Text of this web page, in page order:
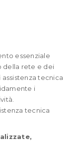
essenziale
della rete e dei
tecnica
i
tecnica